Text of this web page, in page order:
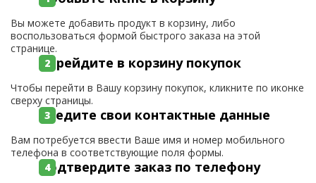
Вы можете добавить продукт в корзину, либо
воспользоваться формой быстрого заказа на этой
странице.
Перейдите в корзину покупок
Чтобы перейти в Вашу корзину покупок, кликните по иконке
сверху страницы.
Введите свои контактные данные
Вам потребуется ввести Ваше имя и номер мобильного
телефона в соответствующие поля формы.
Подтвердите заказ по телефону